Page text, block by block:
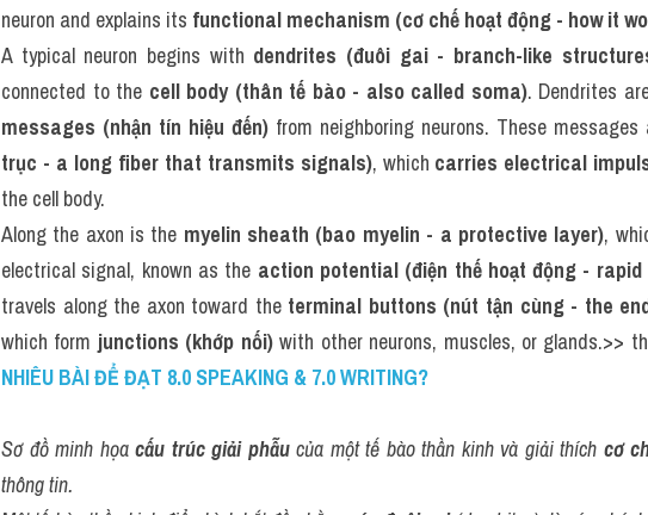
neuron and explains its functional mechanism (cơ chế hoạt động - how it
A typical neuron begins with dendrites (đuôi gai - branch-like
connected to the cell body (thân tế bào - also called soma). Dendrites
messages (nhận tín hiệu đến) from neighboring neurons. These
trục - a long fiber that transmits signals), which carries electrical
the cell body.
Along the axon is the myelin sheath (bao myelin - a protective layer),
electrical signal, known as the action potential (điện thế hoạt động -
travels along the axon toward the terminal buttons (nút tận cùng - the
which form junctions (khớp nối) with other neurons, muscles, or glands.>>
NHIÊU BÀI ĐỂ ĐẠT 8.0 SPEAKING & 7.0 WRITING?
Sơ đồ minh họa cấu trúc giải phẫu của một tế bào thần kinh và giải thích cơ
thông tin.